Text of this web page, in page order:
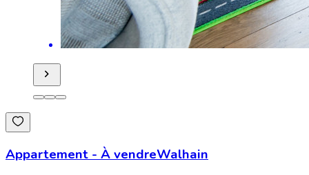
Appartement - À vendreWalhain